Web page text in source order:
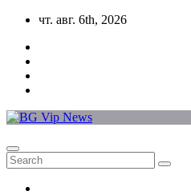
Skip
content
чт. авг. 6th, 2026